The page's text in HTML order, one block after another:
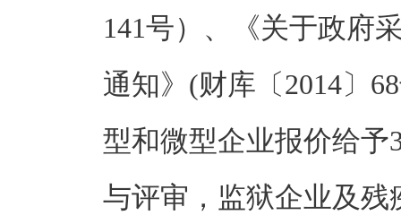
141号）、《关于政府
通知》(财库〔2014〕
型和微型企业报价给予
与评审，监狱企业及